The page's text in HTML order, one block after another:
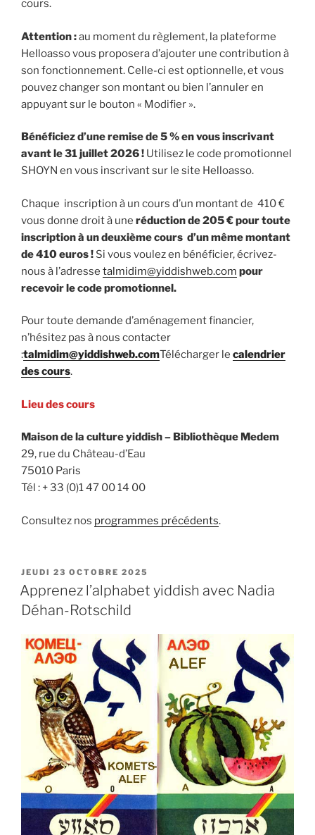
cours.
Attention :au moment du règlement, la plateforme
Helloasso vous proposera d’ajouter une contribution à
son fonctionnement. Celle-ci est optionnelle, et vous
pouvez changer son montant ou bien l’annuler en
appuyant sur le bouton « Modifier ».
Bénéficiez d’une remise de 5 % en vous inscrivant
avant le 31 juillet 2026 ! Utilisez le code promotionnel
SHOYN en vous inscrivant sur le site Helloasso.
Chaque inscription à un cours d’un montant de 410 €
vous donne droit à une réduction de 205 €pour toute
inscription à un deuxième cours d’un même montant
de 410 euros ! Si vous voulez en bénéficier, écrivez-
nous à l’adresse talmidim@yiddishweb.com pour
recevoir le code promotionnel.
Pour toute demande d’aménagement financier,
n’hésitez pas à nous contacter
:talmidim@yiddishweb.comTélécharger le calendrier
des cours.
Lieu des cours
Maison de la culture yiddish – Bibliothèque Medem
29, rue du Château-d’Eau
75010 Paris
Tél : + 33 (0)1 47 00 14 00
Consultez nos programmes précédents.
PUBLIÉ
LE
JEUDI 23 OCTOBRE 2025
Apprenez l’alphabet yiddish avec Nadia
Déhan-Rotschild